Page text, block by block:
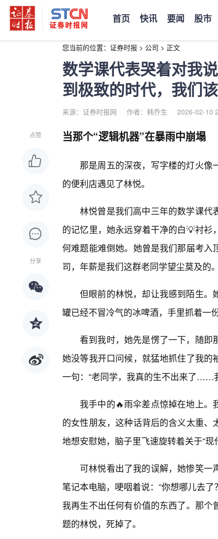
首页 快讯 要闻 股市
您当前的位置： 证券时报 > 公司 > 正文
数学课代表哭着对我
到极致的时代，我们
来源：证券时报网 作者：韩乔生 2026-02-10
点赞
分享
当那个“逻辑机器”在暴雨中崩塌
那是周五的深夜，写字楼的灯火
的便利店遇见了林悦。
林悦曾是我们高中三年的数学课代
的记忆里，她永远穿着干净的白💡衬
何难题能难倒她。她曾是我们那届考
司，年薪是我们这群老同学望尘莫及的
但眼前的林悦，却让我感到陌生。
罐已经不冒冷气的冰啤酒，手里抓着一
看到我时，她先是愣了一下，随即
她没等我开口问候，就猛地抓住了我
一句：“老同学，我真的生不出来了……
我手中的🔥雨伞差点惊掉在地上
的女性朋友，这种话背后的含义太重
地想安慰她，脑子里飞速旋转着关于“现
可林悦看出了我的误解，她惨笑
笔记本电脑，哽咽着说：“你想哪儿去
我再生不出任何有价值的东西了。那
题的林悦，死掉了。